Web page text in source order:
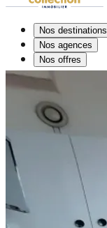
Nos destinations
Nos agences
Nos offres